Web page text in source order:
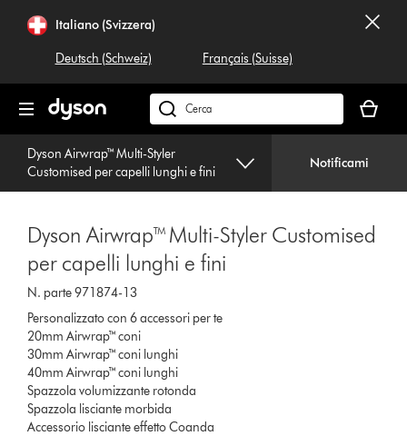
navigazioneItaliano (Svizzera)
Deutsch (Schweiz) Français (Suisse)
Cerca
su
dyson.ch
carrello
è
Dyson Airwrap™ Multi-Styler
Customised per capelli lunghi e fini
Notificami
Dyson Airwrap™ Multi-Styler Customised
per capelli lunghi e fini
N. parte 971874-13
Personalizzato con 6 accessori per te
20mm Airwrap™ coni
30mm Airwrap™ coni lunghi
40mm Airwrap™ coni lunghi
Spazzola volumizzante rotonda
Spazzola lisciante morbida
Accessorio lisciante effetto Coanda